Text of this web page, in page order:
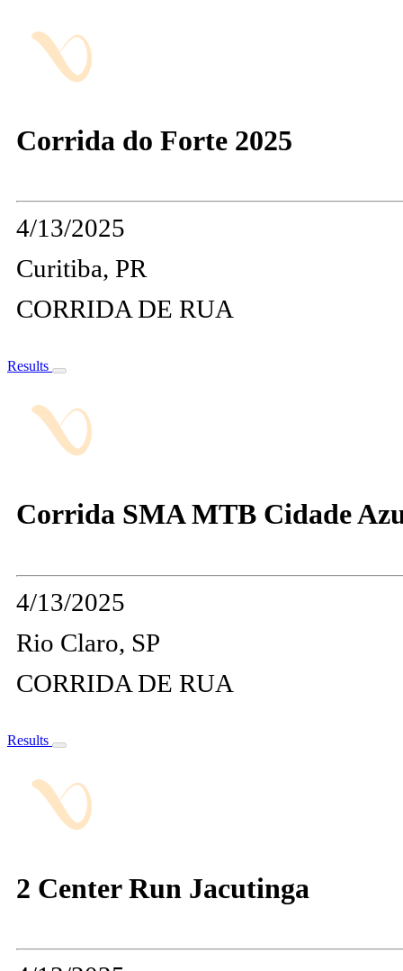
Corrida do Forte 2025
4/13/2025
Curitiba, PR
CORRIDA DE RUA
Results
Corrida SMA MTB Cidade
4/13/2025
Rio Claro, SP
CORRIDA DE RUA
Results
2 Center Run Jacutinga